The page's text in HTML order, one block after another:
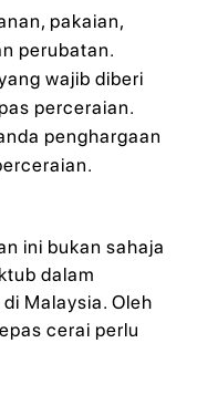
pakaian,
perubatan.
wajib diberi
perceraian.
penghargaan
ini bukan sahaja
dalam
Malaysia. Oleh
cerai perlu